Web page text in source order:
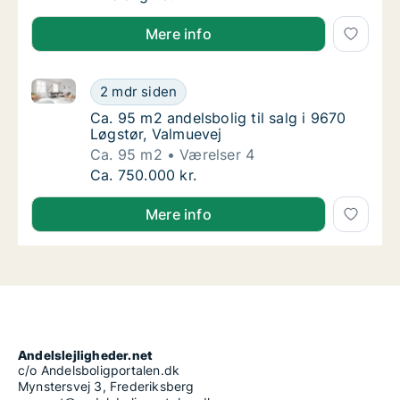
Mere info
Ca. 95 m2 andelsbolig til salg i 9670
2 mdr siden
Ca. 95 m2 andelsbolig til salg i 9670 Løgstør,
Ca. 95 m2 andelsbolig til salg i 9670
Ca. 95 m2 andelsbolig til salg i 9670
Løgstør, Valmuevej
Ca. 95 m2
Værelser 4
Ca. 95 m2 andelsbolig til salg i 9670
Ca. 750.000 kr.
Mere info
Andelslejligheder.net
c/o Andelsboligportalen.dk
Mynstersvej 3, Frederiksberg